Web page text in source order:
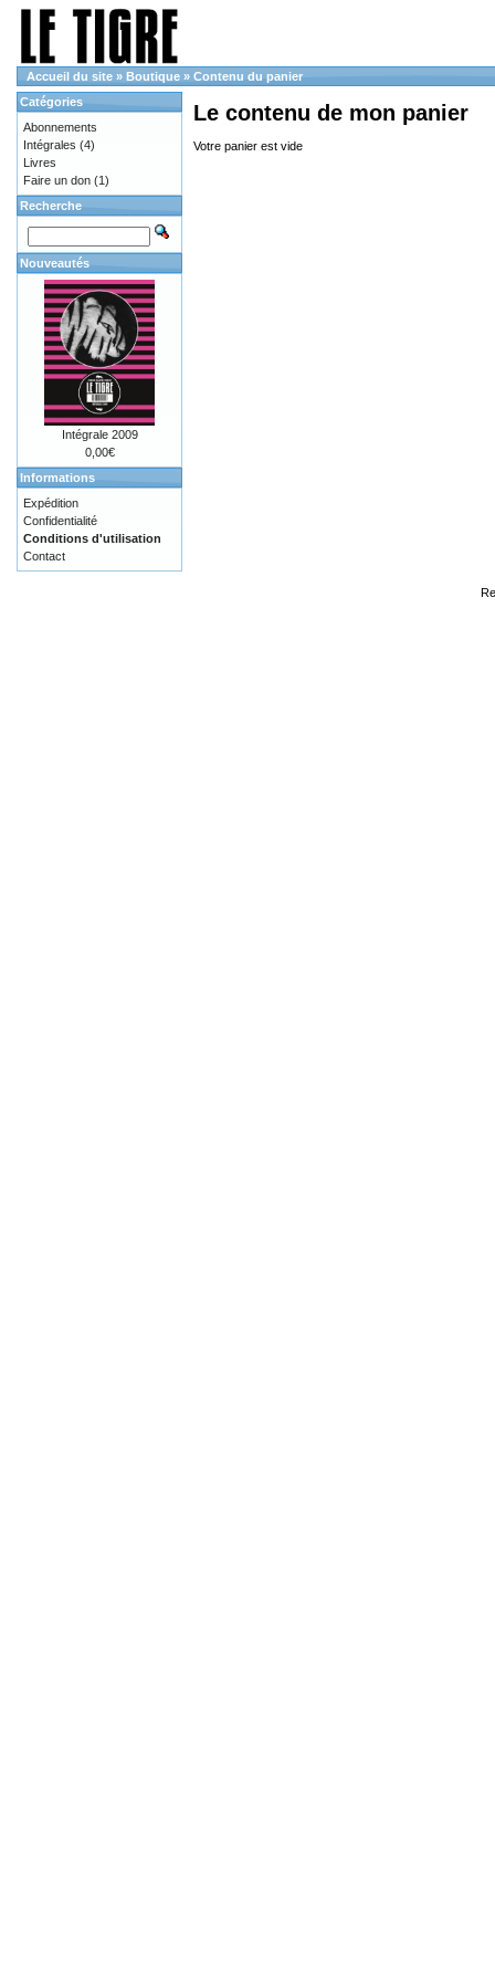
Accueil du site » Boutique » Contenu du panier
Le contenu de mon panier
Votre panier est vide
Catégories
Abonnements
Intégrales (4)
Livres
Faire un don (1)
Recherche
Nouveautés
Intégrale 2009
0,00€
Informations
Expédition
Confidentialité
Conditions d'utilisation
Contact